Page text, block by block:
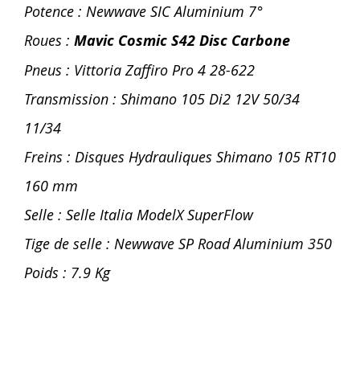
Potence : Newwave SIC Aluminium 7°
Roues : Mavic Cosmic S42 Disc Carbone
Pneus : Vittoria Zaffiro Pro 4 28-622
Transmission : Shimano 105 Di2 12V 50/34
11/34
Freins : Disques Hydrauliques Shimano 105 RT10
160 mm
Selle : Selle Italia ModelX SuperFlow
Tige de selle : Newwave SP Road Aluminium 350
Poids : 7.9 Kg